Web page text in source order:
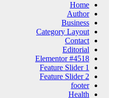
Home
Author
Business
Category Layout
Contact
Editorial
Elementor #4518
Feature Slider 1
Feature Slider 2
footer
Health